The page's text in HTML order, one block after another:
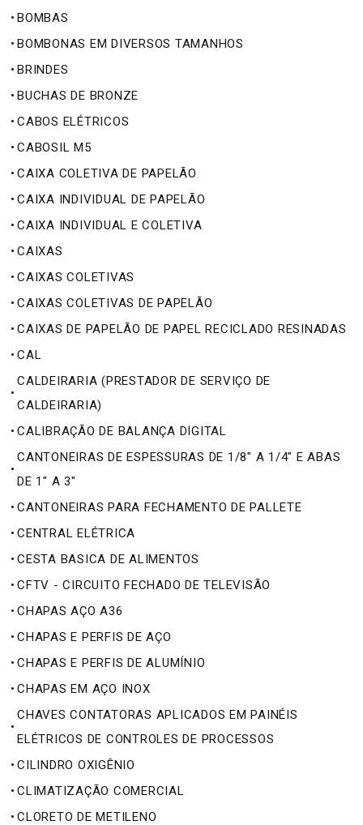
• BOMBAS
• BOMBONAS EM DIVERSOS TAMANHOS
• BRINDES
• BUCHAS DE BRONZE
• CABOS ELÉTRICOS
• CABOSIL M5
• CAIXA COLETIVA DE PAPELÃO
• CAIXA INDIVIDUAL DE PAPELÃO
• CAIXA INDIVIDUAL E COLETIVA
• CAIXAS
• CAIXAS COLETIVAS
• CAIXAS COLETIVAS DE PAPELÃO
• CAIXAS DE PAPELÃO DE PAPEL RECICLADO RESINADAS
• CAL
•
CALDEIRARIA (PRESTADOR DE SERVIÇO DE
CALDEIRARIA)
• CALIBRAÇÃO DE BALANÇA DIGITAL
•
CANTONEIRAS DE ESPESSURAS DE 1/8" A 1/4" E ABAS
DE 1" A 3"
• CANTONEIRAS PARA FECHAMENTO DE PALLETE
• CENTRAL ELÉTRICA
• CESTA BASICA DE ALIMENTOS
• CFTV - CIRCUITO FECHADO DE TELEVISÃO
• CHAPAS AÇO A36
• CHAPAS E PERFIS DE AÇO
• CHAPAS E PERFIS DE ALUMÍNIO
• CHAPAS EM AÇO INOX
•
CHAVES CONTATORAS APLICADOS EM PAINÉIS
ELÉTRICOS DE CONTROLES DE PROCESSOS
• CILINDRO OXIGÊNIO
• CLIMATIZAÇÃO COMERCIAL
• CLORETO DE METILENO